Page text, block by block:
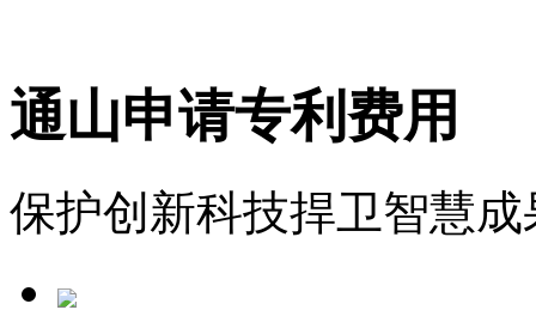
通山申请专利费用
保护创新科技捍卫智慧